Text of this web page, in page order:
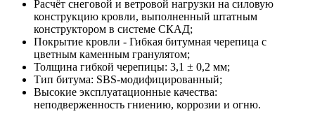
Расчёт снеговой и ветровой нагрузки на силовую
конструкцию кровли, выполненный штатным
конструктором в системе СКАД;
Покрытие кровли - Гибкая битумная черепица с
цветным каменным гранулятом;
Толщина гибкой черепицы: 3,1 ± 0,2 мм;
Тип битума: SBS-модифицированный;
Высокие эксплуатационные качества:
неподверженность гниению, коррозии и огню.